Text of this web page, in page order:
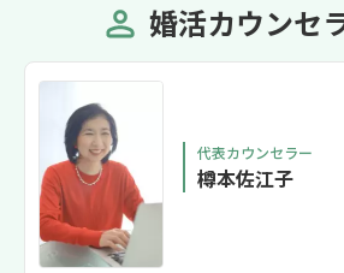
婚活カウンセ
代表カウンセラー
樽本佐江子